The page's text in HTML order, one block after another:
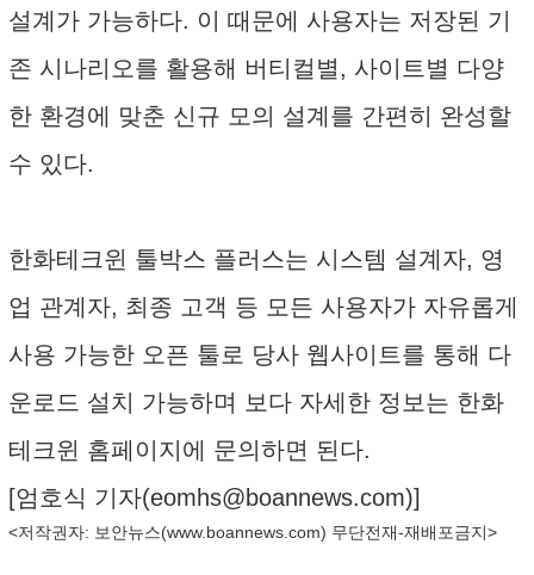
설계가 가능하다. 이 때문에 사용자는 저장된 기
존 시나리오를 활용해 버티컬별, 사이트별 다양
한 환경에 맞춘 신규 모의 설계를 간편히 완성할
수 있다.
한화테크윈 툴박스 플러스는 시스템 설계자, 영
업 관계자, 최종 고객 등 모든 사용자가 자유롭게
사용 가능한 오픈 툴로 당사 웹사이트를 통해 다
운로드 설치 가능하며 보다 자세한 정보는 한화
테크윈 홈페이지에 문의하면 된다.
[엄호식 기자(eomhs@boannews.com)]
<저작권자: 보안뉴스(www.boannews.com) 무단전재-재배포금지>